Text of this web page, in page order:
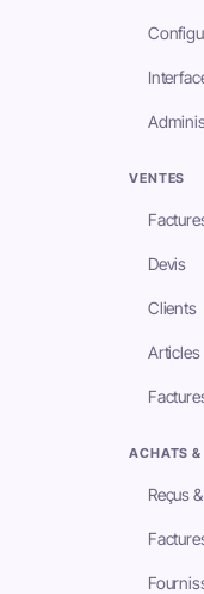
VENTES
Devis
Clients
Articles
ACHATS &
Reçus